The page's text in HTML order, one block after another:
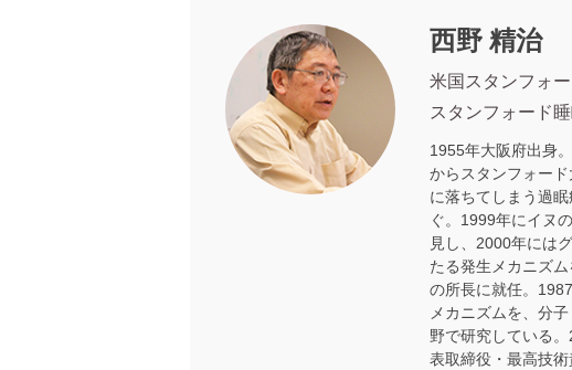
西野 精治
米国スタンフォ
スタンフォード
1955年大阪府出身
からスタンフォー
に落ちてしまう過
ぐ。1999年にイヌ
見し、2000年には
たる発生メカニズ
の所長に就任。
メカニズムを、分
野で研究している
表取締役・最高技